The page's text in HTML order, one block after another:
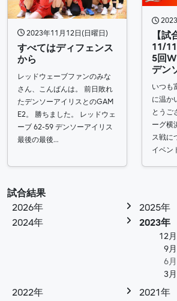
2023年11月12日(日曜日)
すべてはディフェンス
から
レッドウェーブファンのみな
さん、こんばんは。 前日敗れ
たデンソーアイリスとのGAM
E2。 勝ちました。 レッドウェ
ーブ 62-59 デンソーアイリス
最後の最後…
【試
11/
5回
デン
いつも
に温か
とうご
ーグ横
ス戦に
イベン
試合結果
2026年
2025年
2024年
2023年
12月
9月
6月
3月
2022年
2021年